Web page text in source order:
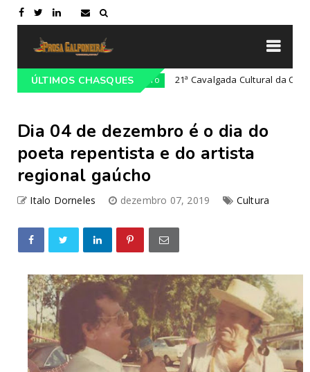
ÚLTIMOS CHASQUES
RS Campeiro 21ª Cavalgada Cultural da Costa Doce
Dia 04 de dezembro é o dia do
poeta repentista e do artista
regional gaúcho
Italo Dorneles dezembro 07, 2019 Cultura